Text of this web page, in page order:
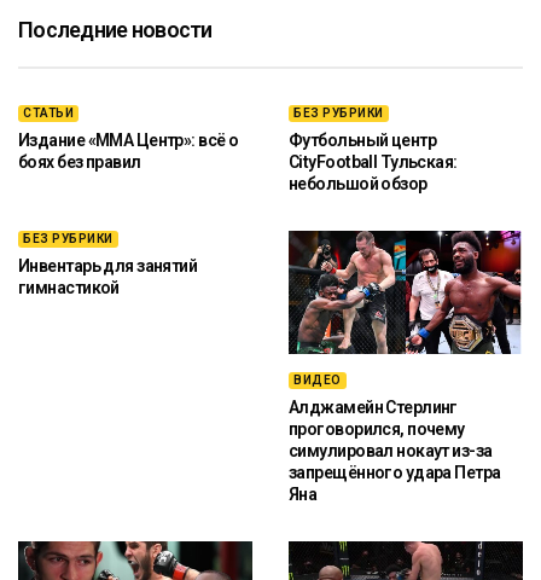
Последние новости
СТАТЬИ
Издание «ММА Центр»: всё о
боях без правил
БЕЗ РУБРИКИ
Футбольный центр
CityFootball Тульская:
небольшой обзор
БЕЗ РУБРИКИ
Инвентарь для занятий
гимнастикой
ВИДЕО
Алджамейн Стерлинг
проговорился, почему
симулировал нокаут из-за
запрещённого удара Петра
Яна